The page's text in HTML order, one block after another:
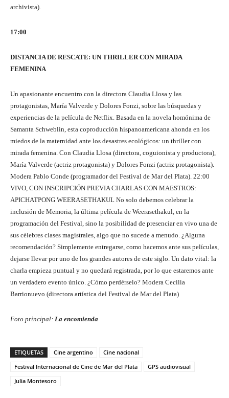
archivista).
17:00
DISTANCIA DE RESCATE: UN THRILLER CON MIRADA
FEMENINA
Un apasionante encuentro con la directora Claudia Llosa y las
protagonistas, María Valverde y Dolores Fonzi, sobre las búsquedas y
experiencias de la película de Netflix. Basada en la novela homónima de
Samanta Schweblin, esta coproducción hispanoamericana ahonda en los
miedos de la maternidad ante los desastres ecológicos: un thriller con
mirada femenina. Con Claudia Llosa (directora, coguionista y productora),
María Valverde (actriz protagonista) y Dolores Fonzi (actriz protagonista).
Modera Pablo Conde (programador del Festival de Mar del Plata). 22:00
VIVO, CON INSCRIPCIÓN PREVIA CHARLAS CON MAESTROS:
APICHATPONG WEERASETHAKUL No solo debemos celebrar la
inclusión de Memoria, la última película de Weerasethakul, en la
programación del Festival, sino la posibilidad de presenciar en vivo una de
sus célebres clases magistrales, algo que no sucede a menudo. ¿Alguna
recomendación? Simplemente entregarse, como hacemos ante sus películas,
dejarse llevar por uno de los grandes autores de este siglo. Un dato vital: la
charla empieza puntual y no quedará registrada, por lo que estaremos ante
un verdadero evento único. ¿Cómo perdérselo? Modera Cecilia
Barrionuevo (directora artística del Festival de Mar del Plata)
Foto principal: La encomienda
ETIQUETAS Cine argentino
Cine nacional
Festival Internacional de Cine de Mar del Plata
GPS audiovisual
Julia Montesoro